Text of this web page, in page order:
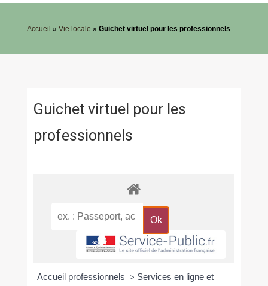
Accueil » Vie locale » Guichet virtuel pour les professionnels
Guichet virtuel pour les
professionnels
Accueil professionnels > Services en ligne et